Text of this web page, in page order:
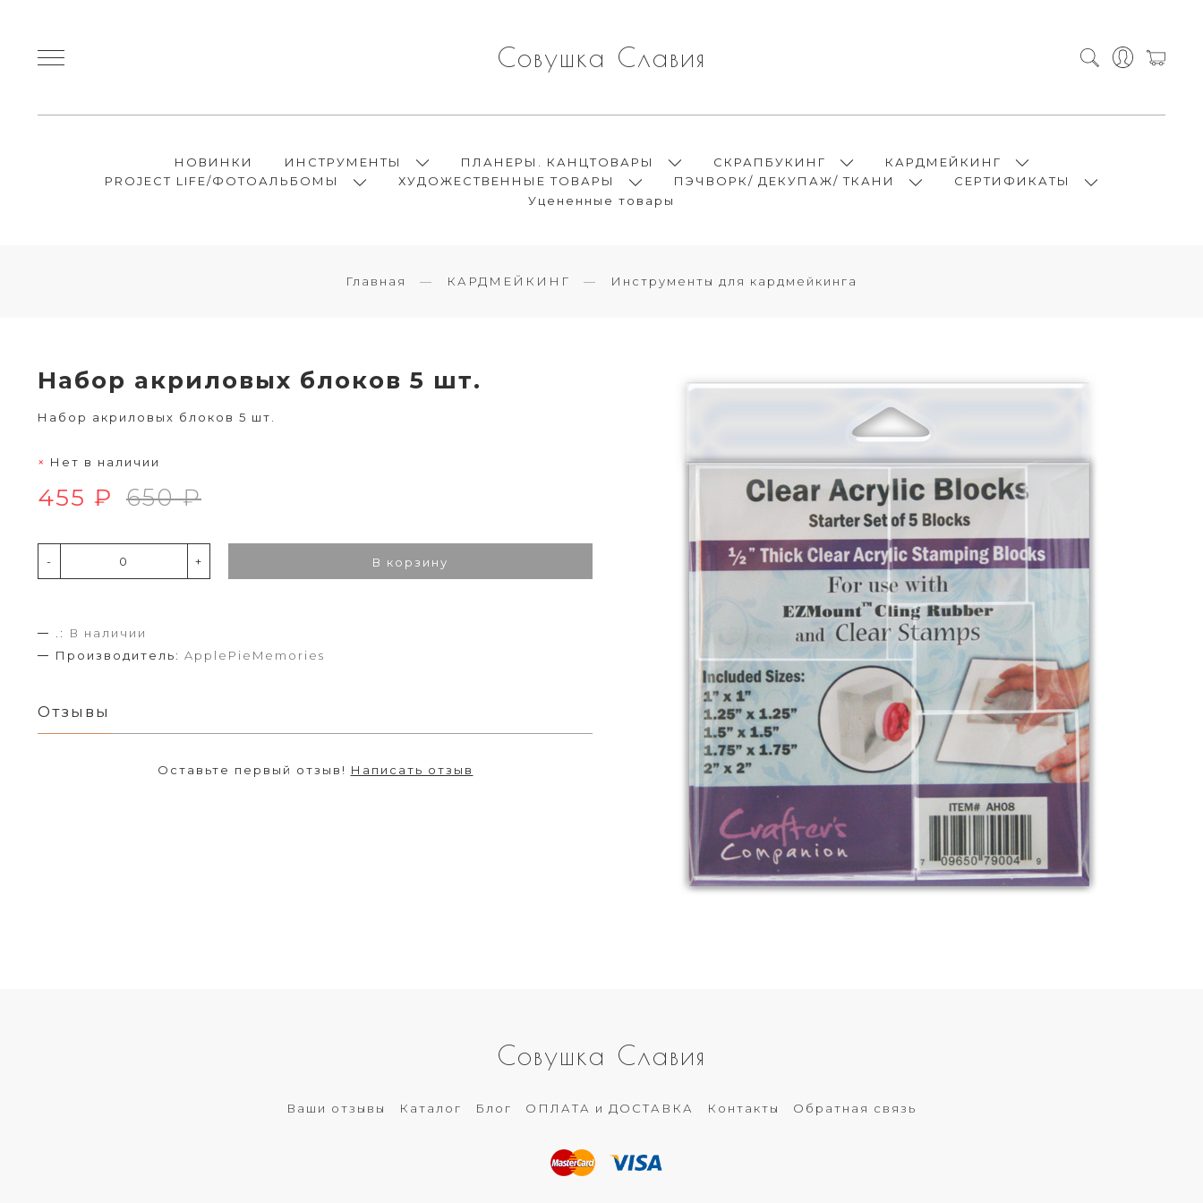
Совушка Славия
НОВИНКИ ИНСТРУМЕНТЫ ПЛАНЕРЫ. КАНЦТОВАРЫ СКРАПБУКИНГ
КАРДМЕЙКИНГ
PROJECT LIFE/ФОТОАЛЬБОМЫ
ХУДОЖЕСТВЕННЫЕ ТОВАРЫ ПЭЧВОРК/ ДЕКУПАЖ/ ТКАНИ
СЕРТИФИКАТЫ
Уцененные товары
Главная КАРДМЕЙКИНГ Инструменты для кардмейкинга
Набор акриловых блоков 5 шт.
Набор акриловых блоков 5 шт.
Нет в наличии
455 ₽ 650 ₽
- + В корзину
.:
В наличии
Производитель: ApplePieMemories
Отзывы
Оставьте первый отзыв! Написать отзыв
Совушка Славия
Ваши отзывы Каталог Блог ОПЛАТА и ДОСТАВКА Контакты Обратная связь